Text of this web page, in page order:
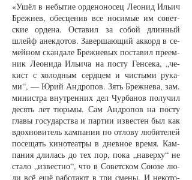
«Ушёл в не­бы­тие ор­де­но­но­сец Лео­нид Иль­ич
Бреж­нев, обес­це­нив все но­си­мые им со­вет­
ские ор­де­на. Оста­вил за со­бой длин­ный
шлейф анек­до­тов. За­вер­ша­ю­щий ак­корд в се­
мей­ном скан­да­ле Бреж­не­вых по­ста­вил пре­ем­
ник Лео­ни­да Иль­и­ча на пос­ту Ген­се­ка, „че­
кист с хо­лод­ным серд­цем и чи­с­ты­ми ру­ка­
ми“, — Юрий Ан­дро­пов. Зять Бреж­не­ва, зам.
ми­нист­ра внут­рен­них дел Чур­ба­нов по­лу­чил
де­сять лет тюрь­мы. Сам Ан­дро­пов на пос­ту
гла­вы го­су­дар­ст­ва и пар­тии из­вес­тен был как
вдох­но­ви­тель кам­па­нии по от­ло­ву лю­би­те­лей
по­се­щать ки­но­те­ат­ры в днев­ное вре­мя. Кам­
па­ния дли­лась до тех пор, по­ка „на­вер­ху“ не
ста­ло „из­вест­но“, что в Со­вет­ском Со­юзе лю­
ди всё ещё ра­бо­та­ют в три сме­ны. И не­ко­то­